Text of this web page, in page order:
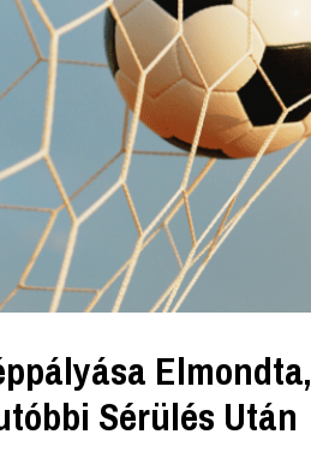
Elmondta,
Sérülés Után